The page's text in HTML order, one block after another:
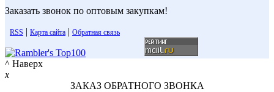
Заказать звонок по оптовым закупкам!
RSS | Карта сайта | Обратная связь
^ Наверх
x
ЗАКАЗ ОБРАТНОГО ЗВОНКА